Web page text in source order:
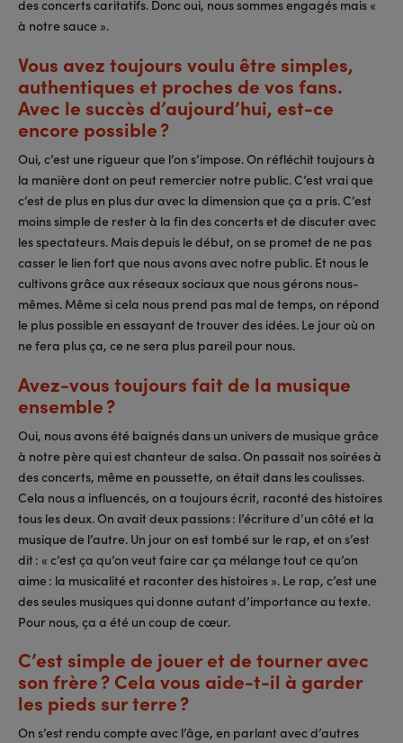
des concerts caritatifs. Donc oui, nous sommes engagés mais «
à notre sauce ».
Vous avez toujours voulu être simples,
authentiques et proches de vos fans.
Avec le succès d’aujourd’hui, est-ce
encore possible ?
Oui, c’est une rigueur que l’on s’impose. On réfléchit toujours à
la manière dont on peut remercier notre public. C’est vrai que
c’est de plus en plus dur avec la dimension que ça a pris. C’est
moins simple de rester à la fin des concerts et de discuter avec
les spectateurs. Mais depuis le début, on se promet de ne pas
casser le lien fort que nous avons avec notre public. Et nous le
cultivons grâce aux réseaux sociaux que nous gérons nous-
mêmes. Même si cela nous prend pas mal de temps, on répond
le plus possible en essayant de trouver des idées. Le jour où on
ne fera plus ça, ce ne sera plus pareil pour nous.
Avez-vous toujours fait de la musique
ensemble ?
Oui, nous avons été baignés dans un univers de musique grâce
à notre père qui est chanteur de salsa. On passait nos soirées à
des concerts, même en poussette, on était dans les coulisses.
Cela nous a influencés, on a toujours écrit, raconté des histoires
tous les deux. On avait deux passions : l’écriture d’un côté et la
musique de l’autre. Un jour on est tombé sur le rap, et on s’est
dit : « c’est ça qu’on veut faire car ça mélange tout ce qu’on
aime : la musicalité et raconter des histoires ». Le rap, c’est une
des seules musiques qui donne autant d’importance au texte.
Pour nous, ça a été un coup de cœur.
C’est simple de jouer et de tourner avec
son frère ? Cela vous aide-t-il à garder
les pieds sur terre ?
On s’est rendu compte avec l’âge, en parlant avec d’autres